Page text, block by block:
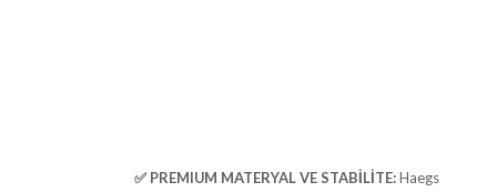
✅ PREMIUM MATERYAL VE STABİLİTE:Haegs